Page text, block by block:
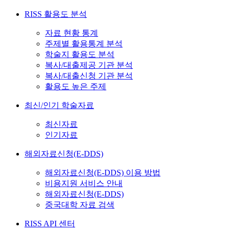
RISS 활용도 분석
자료 현황 통계
주제별 활용통계 분석
학술지 활용도 분석
복사/대출제공 기관 분석
복사/대출신청 기관 분석
활용도 높은 주제
최신/인기 학술자료
최신자료
인기자료
해외자료신청(E-DDS)
해외자료신청(E-DDS) 이용 방법
비용지원 서비스 안내
해외자료신청(E-DDS)
중국대학 자료 검색
RISS API 센터